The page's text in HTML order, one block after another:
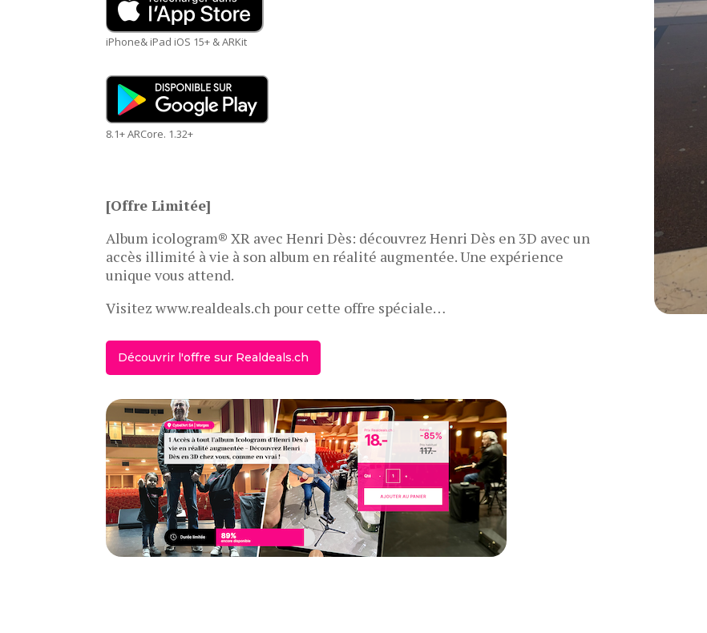
iPhone& iPad iOS 15+ & ARKit
8.1+ ARCore. 1.32+
[Offre Limitée]
Album icologram® XR avec Henri Dès: découvrez Henri Dès en 3D avec un
accès illimité à vie à son album en réalité augmentée. Une expérience
unique vous attend.
Visitez www.realdeals.ch pour cette offre spéciale…
Découvrir l'offre sur Realdeals.ch